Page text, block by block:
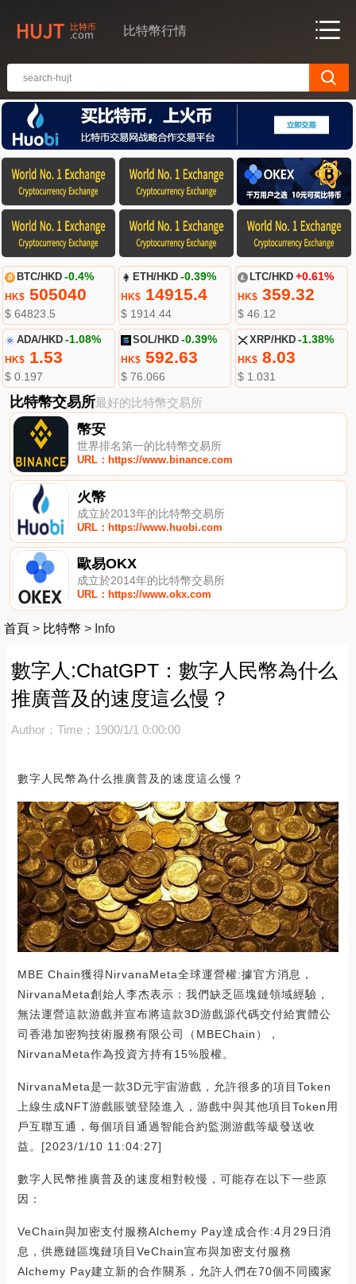
比特幣行情
BTC/HKD -0.4%
HK$505040
$ 64823.5
ETH/HKD -0.39%
HK$ 14915.4
$ 1914.44
LTC/HKD +0.61%
HK$359.32
$ 46.12
ADA/HKD -1.08%
HK$1.53
$ 0.197
SOL/HKD -0.39%
HK$ 592.63
$ 76.066
XRP/HKD -1.38%
HK$8.03
$ 1.031
比特幣交易所最好的比特幣交易所
幣安
世界排名第一的比特幣交易所
URL：https://www.binance.com
火幣
成立於2013年的比特幣交易所
URL：https://www.huobi.com
歐易OKX
成立於2014年的比特幣交易所
URL：https://www.okx.com
首頁 > 比特幣 > Info
數字人:ChatGPT：數字人民幣為什么
推廣普及的速度這么慢？
Author： Time：1900/1/1 0:00:00
數字人民幣為什么推廣普及的速度這么慢？
MBE Chain獲得NirvanaMeta全球運營權:據官方消息，
NirvanaMeta創始人李杰表示：我們缺乏區塊鏈領域經驗，
無法運營這款游戲并宣布將這款3D游戲源代碼交付給實體公
司香港加密狗技術服務有限公司（MBEChain），
NirvanaMeta作為投資方持有15%股權。
NirvanaMeta是一款3D元宇宙游戲，允許很多的項目Token
上線生成NFT游戲賬號登陸進入，游戲中與其他項目Token用
戶互聯互通，每個項目通過智能合約監測游戲等級發送收
益。[2023/1/10 11:04:27]
數字人民幣推廣普及的速度相對較慢，可能存在以下一些原
因：
VeChain與加密支付服務Alchemy Pay達成合作:4月29日消
息，供應鏈區塊鏈項目VeChain宣布與加密支付服務
Alchemy Pay建立新的合作關系，允許人們在70個不同國家